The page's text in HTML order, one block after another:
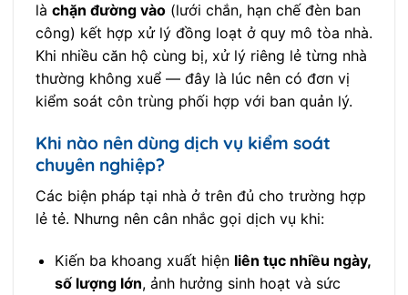
là chặn đường vào (lưới chắn, hạn chế đèn ban
công) kết hợp xử lý đồng loạt ở quy mô tòa nhà.
Khi nhiều căn hộ cùng bị, xử lý riêng lẻ từng nhà
thường không xuể — đây là lúc nên có đơn vị
kiểm soát côn trùng phối hợp với ban quản lý.
Khi nào nên dùng dịch vụ kiểm soát
chuyên nghiệp?
Các biện pháp tại nhà ở trên đủ cho trường hợp
lẻ tẻ. Nhưng nên cân nhắc gọi dịch vụ khi:
Kiến ba khoang xuất hiện liên tục nhiều ngày,
số lượng lớn, ảnh hưởng sinh hoạt và sức